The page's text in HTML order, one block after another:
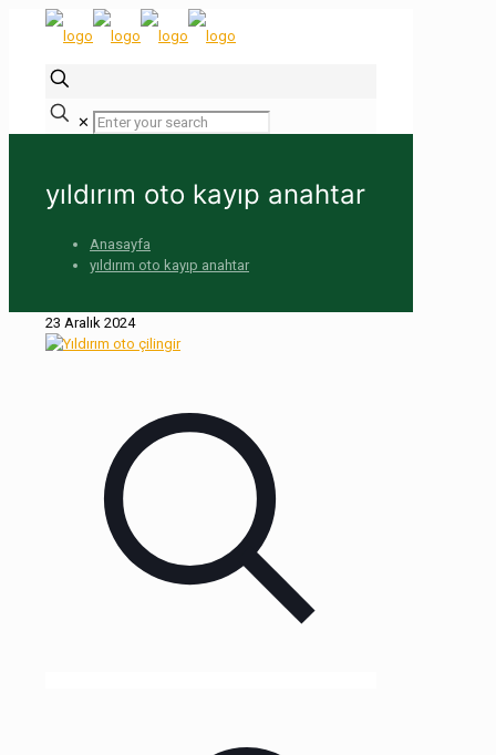
✕
yıldırım oto kayıp anahtar
Anasayfa
yıldırım oto kayıp anahtar
23 Aralık 2024